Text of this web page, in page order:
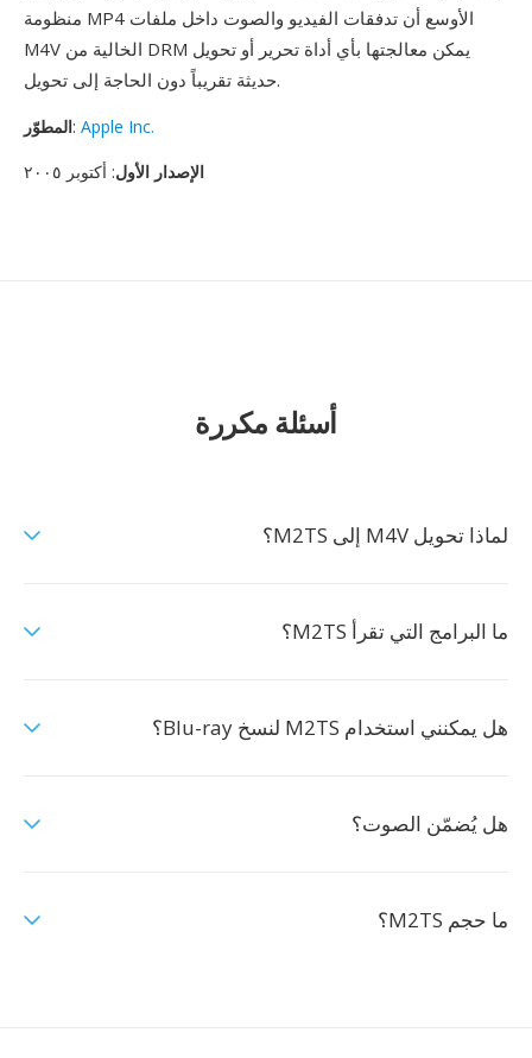
منظومة MP4 الأوسع أن تدفقات الفيديو والصوت داخل ملفات
M4V الخالية من DRM يمكن معالجتها بأي أداة تحرير أو تحويل
حديثة تقريباً دون الحاجة إلى تحويل.
المطوّر: Apple Inc.
الإصدار الأول: أكتوبر ٢٠٠٥
أسئلة مكررة
لماذا تحويل M4V إلى M2TS؟
ما البرامج التي تقرأ M2TS؟
هل يمكنني استخدام M2TS لنسخ Blu-ray؟
هل يُضمّن الصوت؟
ما حجم M2TS؟